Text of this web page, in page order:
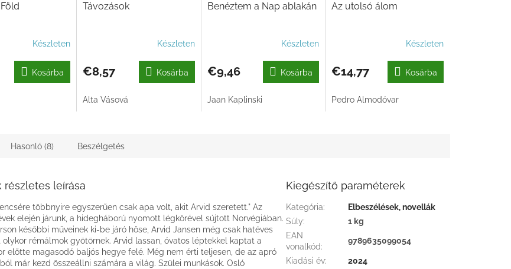
Készleten
Kosárba
Távozások
Készleten
€8,57 Kosárba
Alta Vásová
Benéztem a Nap ablakán
Készleten
€9,46 Kosárba
Jaan Kaplinski
Az utolsó álom
Készleten
€14,77 Kosárba
Pedro Almodóvar
Hasonló (8) Beszélgetés
részletes leírása
többnyire egyszerűen csak apa volt, akit Arvid szeretett." Az
elején járunk, a hidegháború nyomott légkörével sújtott Norvégiában.
későbbi műveinek ki-be járó hőse, Arvid Jansen még csak hatéves
olykor rémálmok gyötörnek. Arvid lassan, óvatos léptekkel kaptat a
előtte magasodó baljós hegye felé. Még nem érti teljesen, de az apró
már kezd összeállni számára a világ. Szülei munkások. Osló
Kiegészítő paraméterek
Kategória:
Elbeszélések, novellák
Súly:
1 kg
EAN
vonalkód:
9789635099054
Kiadási év:
2024